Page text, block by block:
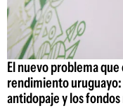
El nuevo problema
rendimiento
antidopaje y los